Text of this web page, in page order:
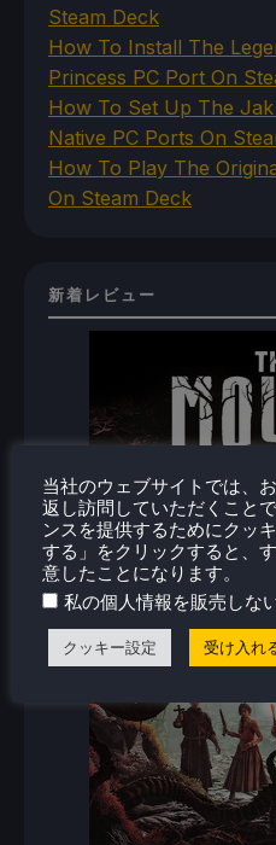
Steam Deck
How To Install The
Princess PC Port On
How To Set Up The
Native PC Ports On
How To Play The
On Steam Deck
新着レビュー
当社のウェブサイトでは、
返し訪問していただくこと
ンスを提供するためにクッ
する」をクリックすると、
意したことになります。
私の個人情報を販売しな
クッキー設定 受け入れ